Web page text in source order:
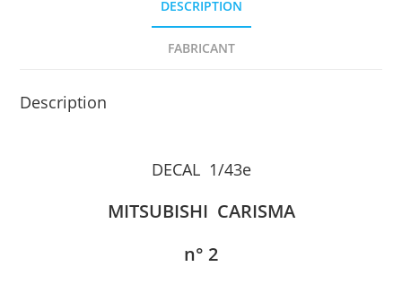
DESCRIPTION
FABRICANT
Description
DECAL 1/43e
MITSUBISHI CARISMA
n° 2